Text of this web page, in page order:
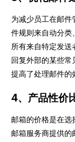
为减少员工在邮件
件规则来自动分类
所有来自特定发
回复外部的某些
提高了处理邮件的
4、产品性价
邮箱的价格是在选
邮箱服务商提供